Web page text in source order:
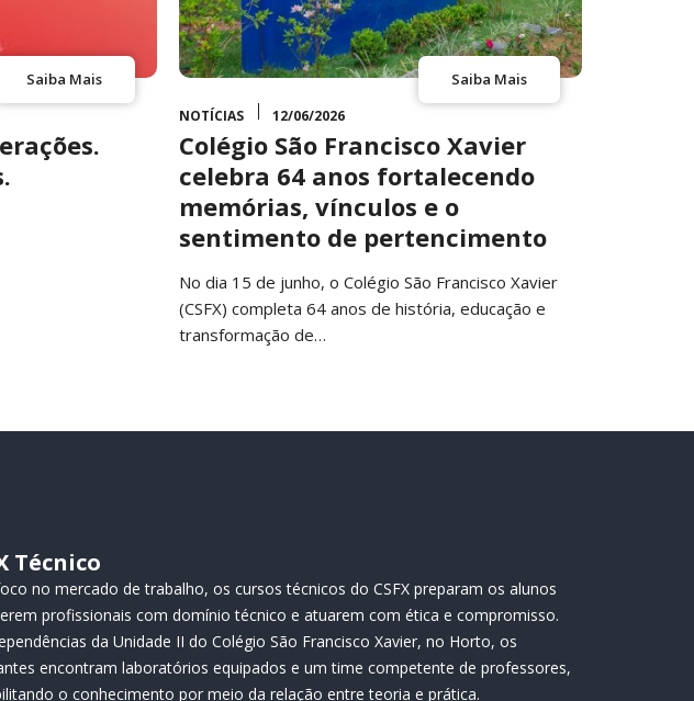
Saiba Mais Saiba Mais
NOTÍCIAS 12/06/2026
Colégio São Francisco Xavier
celebra 64 anos fortalecendo
memórias, vínculos e o
sentimento de pertencimento
No dia 15 de junho, o Colégio São Francisco Xavier
(CSFX) completa 64 anos de história, educação e
transformação de…
Técnico
no mercado de trabalho, os cursos técnicos do CSFX preparam os alunos
profissionais com domínio técnico e atuarem com ética e compromisso.
da Unidade II do Colégio São Francisco Xavier, no Horto, os
encontram laboratórios equipados e um time competente de professores,
o conhecimento por meio da relação entre teoria e prática.